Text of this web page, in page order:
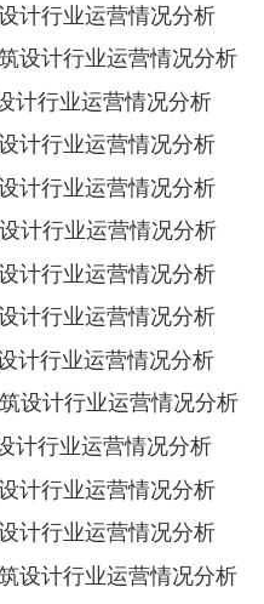
计行业运营情况分析
设计行业运营情况分析
计行业运营情况分析
计行业运营情况分析
计行业运营情况分析
计行业运营情况分析
计行业运营情况分析
计行业运营情况分析
计行业运营情况分析
设计行业运营情况分析
计行业运营情况分析
计行业运营情况分析
计行业运营情况分析
设计行业运营情况分析